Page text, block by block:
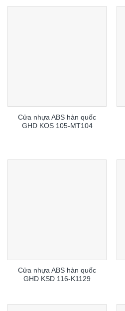
Cửa nhựa ABS hàn quốc
GHD KOS 105-MT104
Cửa nhựa ABS hàn quốc
GHD KSD 116-K1129